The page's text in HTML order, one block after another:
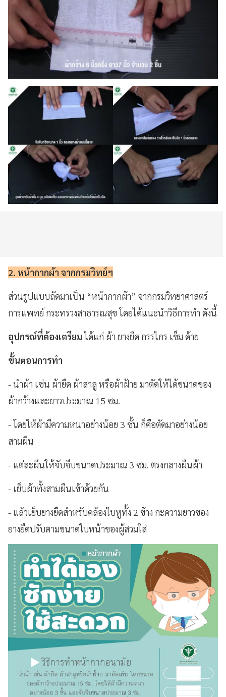
2. หน้ากากผ้า จากกรมวิทย์ฯ
ส่วนรูปแบบถัดมาเป็น “หน้ากากผ้า” จากกรมวิทยาศาสตร์
การแพทย์ กระทรวงสาธารณสุข โดยได้แนะนำวิธีการทำ ดังนี้
อุปกรณ์ที่ต้องเตรียมได้แก่ ผ้า ยางยืด กรรไกร เข็ม ด้าย
ขั้นตอนการทำ
- นำผ้า เช่น ผ้ายืด ผ้าสาลู หรือผ้าฝ้าย มาตัดให้ได้ขนาดของ
ผ้ากว้างและยาวประมาณ 15 ซม.
- โดยให้ผ้ามีความหนาอย่างน้อย 3 ชั้น ก็คือตัดมาอย่างน้อย
สามผืน
- แต่ละผืนให้จับจีบขนาดประมาณ 3 ซม. ตรงกลางผืนผ้า
- เย็บผ้าทั้งสามผืนเข้าด้วยกัน
- แล้วเย็บยางยืดสำหรับคล้องใบหูทั้ง 2 ข้าง กะความยาวของ
ยางยืดปรับตามขนาดใบหน้าของผู้สวมใส่